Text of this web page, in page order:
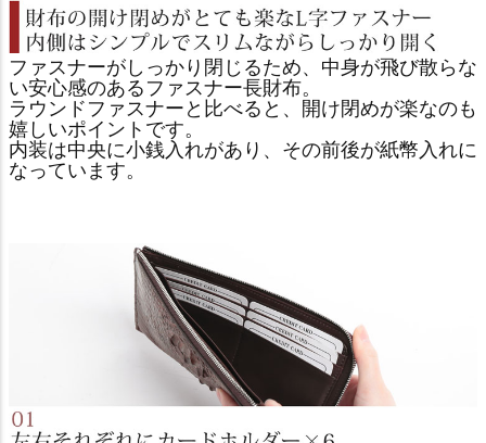
ファスナーがしっかり閉じるため、中身が飛び散らな
い安心感のあるファスナー長財布。
ラウンドファスナーと比べると、開け閉めが楽なのも
嬉しいポイントです。
内装は中央に小銭入れがあり、その前後が紙幣入れに
なっています。